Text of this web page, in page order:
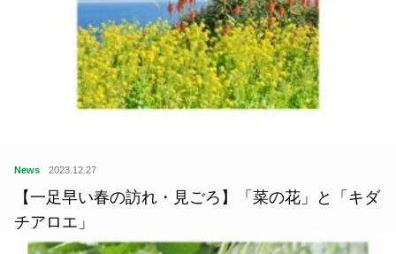
News 2023.12.27
【一足早い春の訪れ・見ごろ】「菜の花」と「キダ
チアロエ」